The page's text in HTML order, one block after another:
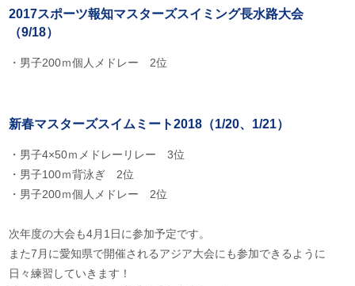
2017スポーツ報知マスターズスイミング長水路大会
（9/18）
・男子200ｍ個人メドレー 2位
新春マスターズスイムミート2018（1/20、1/21）
・男子4×50ｍメドレーリレー 3位
・男子100ｍ背泳ぎ 2位
・男子200ｍ個人メドレー 2位
次年度の大会も4月1日に参加予定です。
また7月に愛知県で開催されるアジア大会にも参加できるように
日々練習していきます！